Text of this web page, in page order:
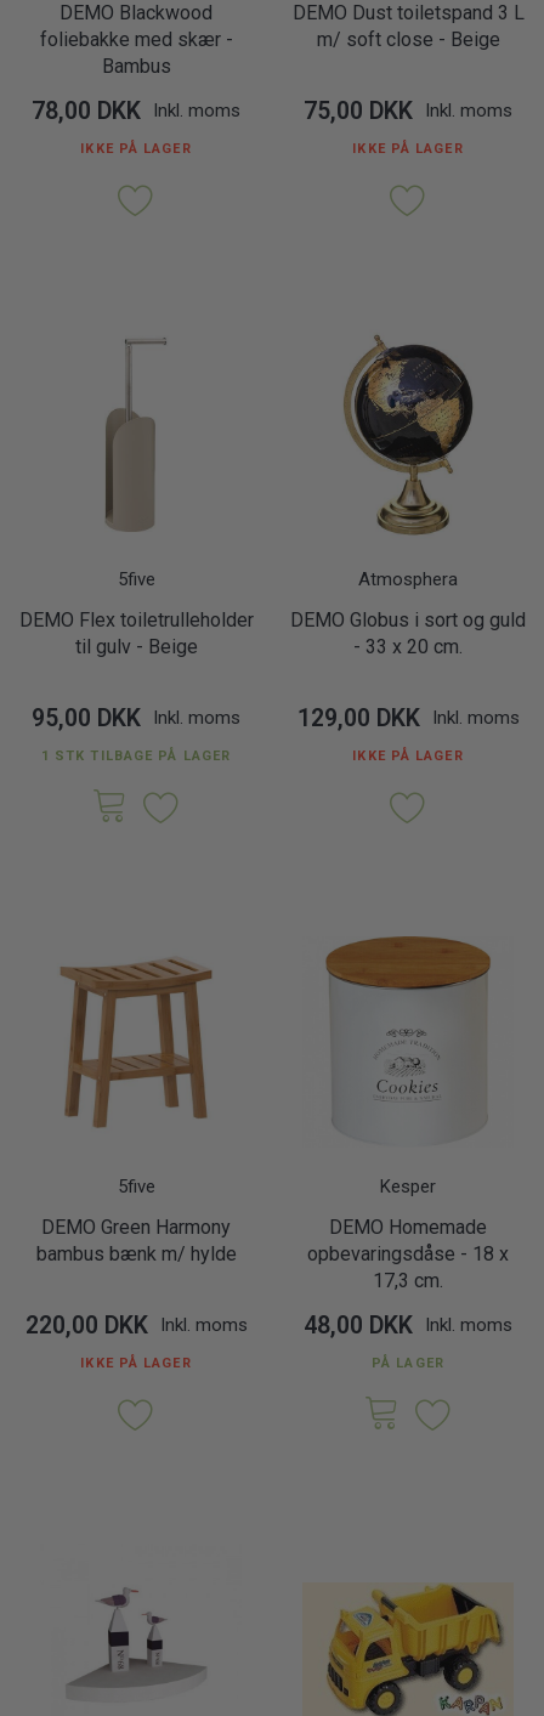
DEMO Blackwood
foliebakke med skær -
Bambus
78,00 DKK Inkl. moms
IKKE PÅ LAGER
DEMO Dust toiletspand 3 L
m/ soft close - Beige
75,00 DKK Inkl. moms
IKKE PÅ LAGER
5five
DEMO Flex toiletrulleholder
til gulv - Beige
95,00 DKK Inkl. moms
1 STK TILBAGE PÅ LAGER
Atmosphera
DEMO Globus i sort og guld
- 33 x 20 cm.
129,00 DKK Inkl. moms
IKKE PÅ LAGER
5five
DEMO Green Harmony
bambus bænk m/ hylde
220,00 DKK Inkl. moms
IKKE PÅ LAGER
Kesper
DEMO Homemade
opbevaringsdåse - 18 x
17,3 cm.
48,00 DKK Inkl. moms
PÅ LAGER